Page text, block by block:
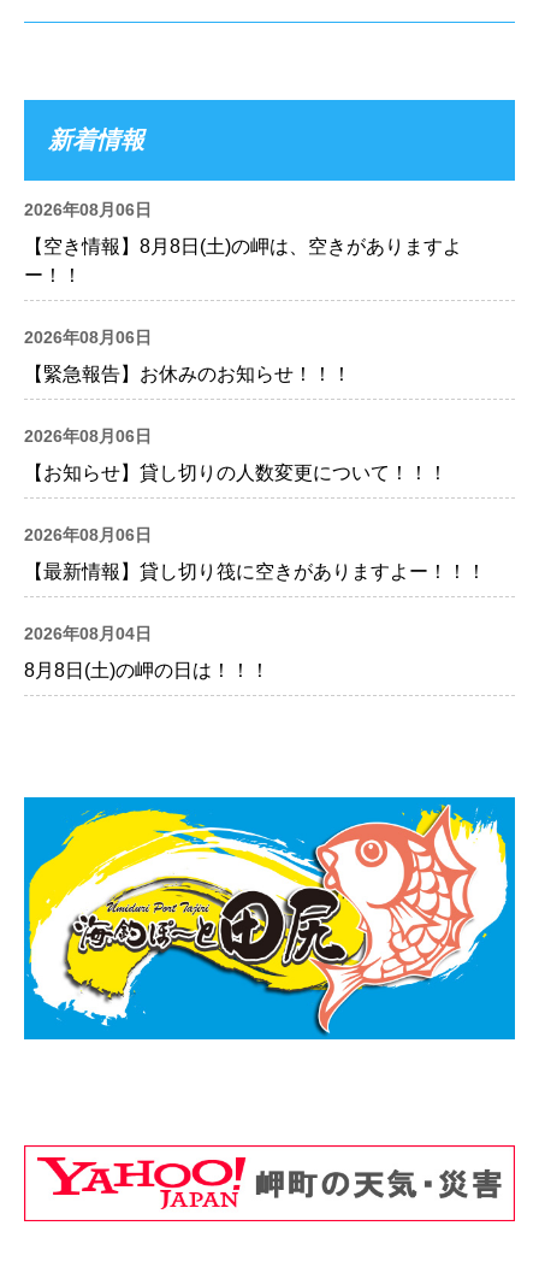
新着情報
2026年08月06日
【空き情報】8月8日(土)の岬は、空きがありますよ
ー！！
2026年08月06日
【緊急報告】お休みのお知らせ！！！
2026年08月06日
【お知らせ】貸し切りの人数変更について！！！
2026年08月06日
【最新情報】貸し切り筏に空きがありますよー！！！
2026年08月04日
8月8日(土)の岬の日は！！！